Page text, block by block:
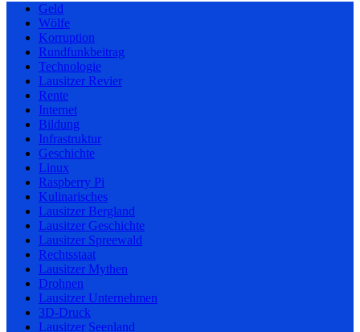
Geld
Wölfe
Korruption
Rundfunkbeitrag
Technologie
Lausitzer Revier
Rente
Internet
Bildung
Infrastruktur
Geschichte
Linux
Raspberry Pi
Kulinarisches
Lausitzer Bergland
Lausitzer Geschichte
Lausitzer Spreewald
Rechtsstaat
Lausitzer Mythen
Drohnen
Lausitzer Unternehmen
3D-Druck
Lausitzer Seenland